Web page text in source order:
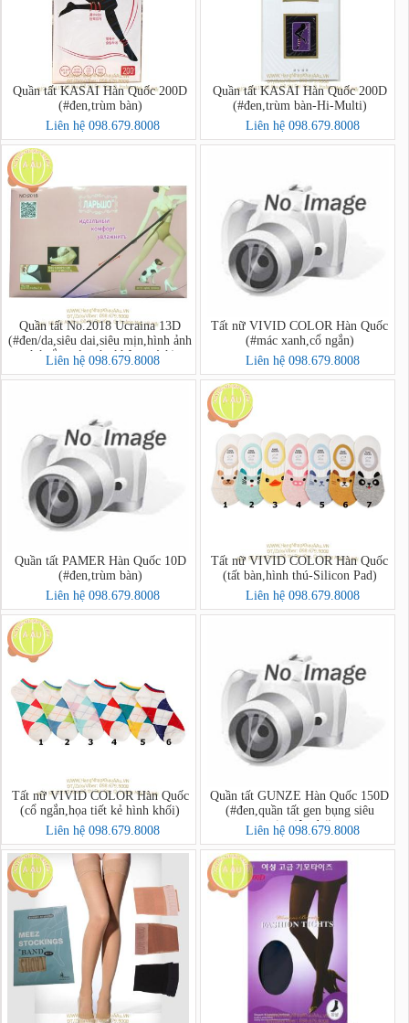
Quần tất KASAI Hàn Quốc 200D
(#đen,trùm bàn)
Liên hệ 098.679.8008
Quần tất KASAI Hàn Quốc 200D
(#đen,trùm bàn-Hi-Multi)
Liên hệ 098.679.8008
Quần tất No.2018 Ucraina 13D
(#đen/da,siêu dai,siêu mịn,hình ảnh
chó cắn mèo cào không rách)
Liên hệ 098.679.8008
Tất nữ VIVID COLOR Hàn Quốc
(#mác xanh,cổ ngắn)
Liên hệ 098.679.8008
Quần tất PAMER Hàn Quốc 10D
(#đen,trùm bàn)
Liên hệ 098.679.8008
Tất nữ VIVID COLOR Hàn Quốc
(tất bàn,hình thú-Silicon Pad)
Liên hệ 098.679.8008
Tất nữ VIVID COLOR Hàn Quốc
(cổ ngắn,họa tiết kẻ hình khối)
Liên hệ 098.679.8008
Quần tất GUNZE Hàn Quốc 150D
(#đen,quần tất gen bụng siêu
mịn,siêu dai)
Liên hệ 098.679.8008